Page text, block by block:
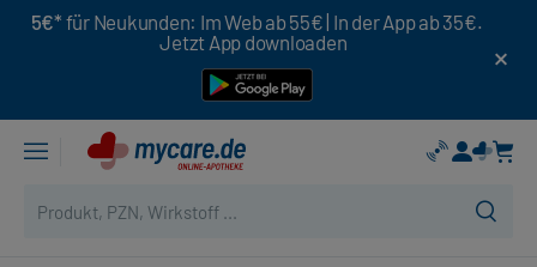
5€* für Neukunden: Im Web ab 55€ | In der App ab 35€.
Jetzt App downloaden